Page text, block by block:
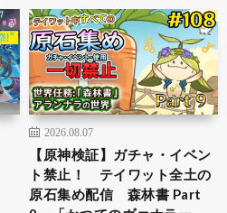
2026.08.07
【原神検証】ガチャ・イベン
ト禁止！ テイワット全土の
原石集め配信 森林書 Part